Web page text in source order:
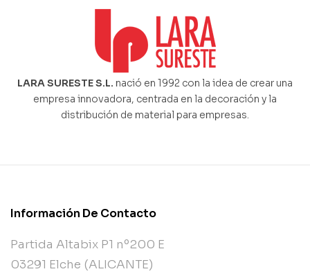
LARA SURESTE S.L. nació en 1992 con la idea de crear una
empresa innovadora, centrada en la decoración y la
distribución de material para empresas.
Información De Contacto
Partida Altabix P1 nº200 E
03291 Elche (ALICANTE)